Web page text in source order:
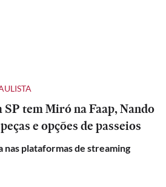
SP tem Miró na Faap, Nando
e opções de passeios
nas plataformas de streaming